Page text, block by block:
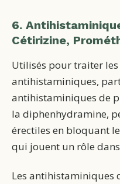
6.
Cétirizine,
Utilisés pour traiter
antihistaminiques,
antihistaminiques de
la diphenhydramine,
érectiles en bloquant
qui jouent un rôle
Les antihistaminiques